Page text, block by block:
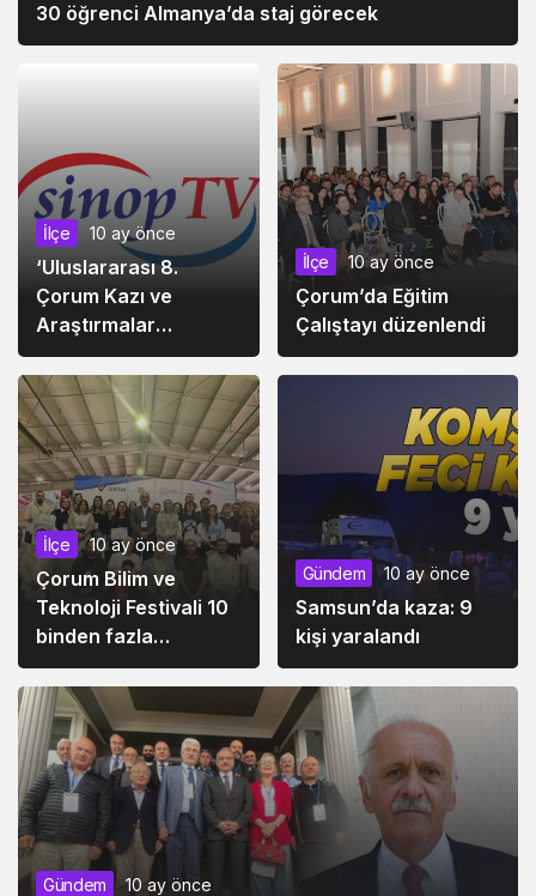
30 öğrenci Almanya’da staj görecek
İlçe 10 ay önce
‘Uluslararası 8.
Çorum Kazı ve
Araştırmalar
Sempozyumu’
düzenleniyor
İlçe 10 ay önce
Çorum’da Eğitim
Çalıştayı düzenlendi
İlçe 10 ay önce
Çorum Bilim ve
Teknoloji Festivali 10
binden fazla
ziyaretçiyi ağırladı
Gündem 10 ay önce
Samsun’da kaza: 9
kişi yaralandı
Gündem 10 ay önce